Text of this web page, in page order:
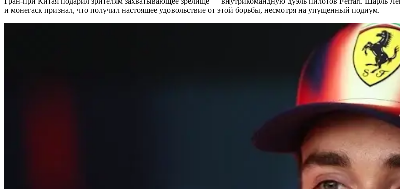
и монегаск признал, что получил настоящее удовольствие от этой борьбы, несмотря на упущенный подиум.